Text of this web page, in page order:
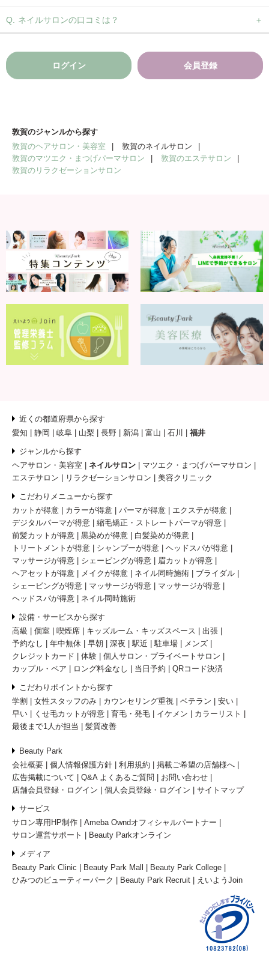
ネイルサロンの口コミは？
ログイン 会員登録
敦賀のジャンルから探す
敦賀のヘアサロン・美容室
敦賀のネイルサロン
敦賀のマツエク・まつげパーマサロン
敦賀のエステサロン
敦賀のリラクゼーションサロン
近くの都道府県から探す
愛知
静岡 岐阜 山梨 長野 新潟 富山 石川 福井
ジャンルから探す
ヘアサロン・美容室
ネイルサロン
マツエク・まつげパーマサロン
エステサロン
リラクゼーションサロン 美容クリニック
こだわりメニューから探す
カットが得意
カラーが得意 パーマが得意
エクステが得意
デジタルパーマが得意
縮毛矯正・ストレートパーマが得意
前髪カットが得意
黒染めが得意
白髪染めが得意
トリートメントが得意
シャンプーが得意
ヘッドスパが得意
マッサージが得意
シェービングが得意
眉カットが得意
ヘアセットが得意
メイクが得意 ネイル同時施術
ブライダル
シェービングが得意
マッサージが得意
マッサージが得意
ヘッドスパが得意
ネイル同時施術
設備・サービスから探す
高級
個室 喫煙席 キッズルーム・キッズスペース
出張
予約なし
年中無休 早朝 深夜 駅近 駐車場
メンズ
クレジットカード
体験
個人サロン・プライベートサロン
カップル・ペア
ロング料金なし 当日予約 QRコード決済
こだわりポイントから探す
学割
女性スタッフのみ カウンセリング重視 ベテラン
安い
早い
くせ毛カットが得意 育毛・発毛 イケメン
カラーリスト
最後まで1人が担当
髪質改善
Beauty Park
会社概要
個人情報保護方針 利用規約
掲載ご希望の店舗様へ
広告掲載について
Q&A よくあるご質問
お問い合わせ
店舗会員登録・ログイン
個人会員登録・ログイン サイトマップ
サービス
サロン専用HP制作
Ameba Owndオフィシャルパートナー
サロン運営サポート
Beauty Parkオンライン
メディア
Beauty Park Clinic
Beauty Park Mall
Beauty Park College
ひみつのビューティーパーク
Beauty Park Recruit えいようJoin